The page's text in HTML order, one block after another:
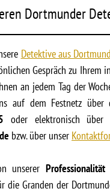
Dortmunder
Detektive aus Dortmund
Gespräch zu Ihrem
an jedem Tag der
auf dem Festnetz über
oder elektronisch
bzw. über unser
unserer
die Granden der